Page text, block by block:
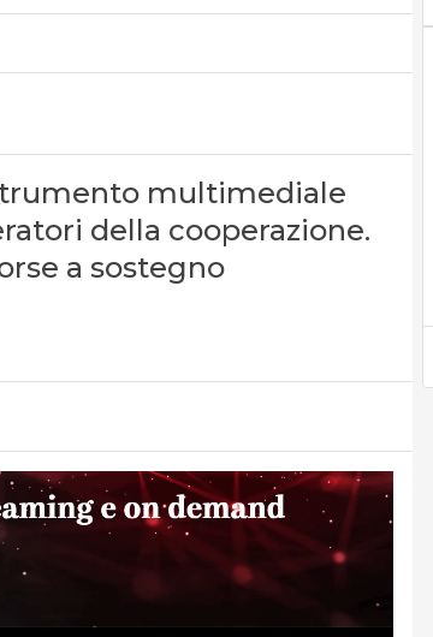
multimediale
della cooperazione.
a sostegno